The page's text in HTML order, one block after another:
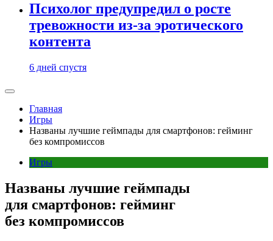
Психолог предупредил о росте
тревожности из-за эротического
контента
6 дней спустя
Главная
Игры
Названы лучшие геймпады для смартфонов: гейминг
без компромиссов
Игры
Названы лучшие геймпады
для смартфонов: гейминг
без компромиссов